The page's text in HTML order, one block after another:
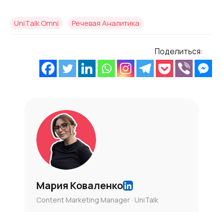
UniTalk Omni Речевая Аналитика
Поделиться:
Мария Коваленко
Content Marketing Manager · UniTalk